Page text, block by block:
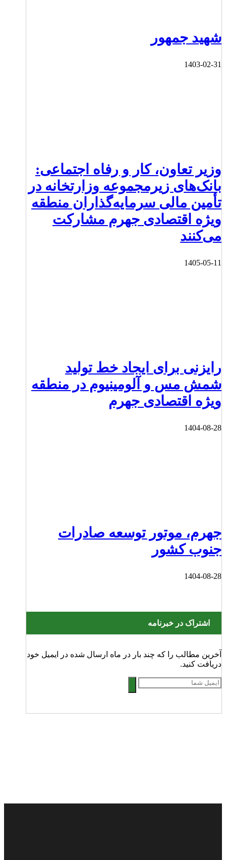
شهید جمهور
1403-02-31
وزیر تعاون، کار و رفاه اجتماعی:
بانک‌های زیرمجموعه وزارتخانه در
تأمین مالی سرمایه‌گذاران منطقه
ویژه اقتصادی جهرم مشارکت
می‌کنند
1405-05-11
رایزنی برای ایجاد خط تولید
شمش مس و آلومینیوم در منطقه
ویژه اقتصادی جهرم
1404-08-28
جهرم، موتور توسعه صادرات
جنوب کشور
1404-08-28
اشتراک در خبرنامه
آخرین مطالب را که چند بار در ماه ارسال شده در ایمیل خود
دریافت کنید.